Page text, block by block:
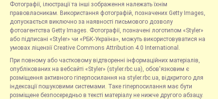
Фотографії, ілюстрації та інші зображення належать їхнім
правовласникам. Використання фотографій, позначених Getty Images,
допускається виключно за наявності письмового дозволу
фотоагентства Getty Images. Фотографії, позначені логотипом «Styler»
або підписані «Styler» чи «РБК-Україна», можуть використовуватися на
умовах ліцензії Creative Commons Attribution 4.0 International.
При повному або частковому відтворенні інформаційних матеріалів,
опублікованих на вебсайті «Styler» (styler.rbc.ua), обов'язковим є
розміщення активного гіперпосилання на styler.rbc.ua, відкритого для
індексації пошуковими системами. Таке гіперпосилання має бути
розміщене безпосередньо в тексті матеріалу не нижче другого абзацу.